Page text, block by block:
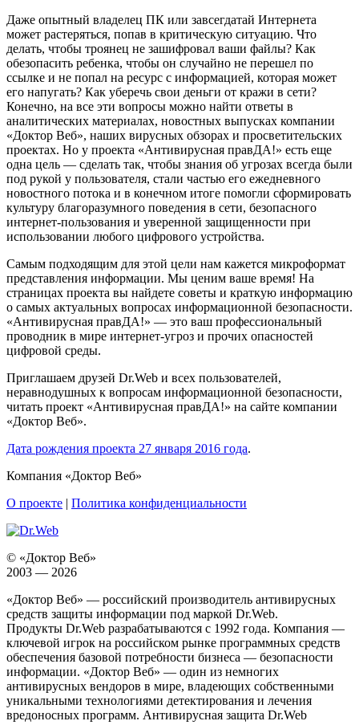
Даже опытный владелец ПК или завсегдатай Интернета
может растеряться, попав в критическую ситуацию. Что
делать, чтобы троянец не зашифровал ваши файлы? Как
обезопасить ребенка, чтобы он случайно не перешел по
ссылке и не попал на ресурс с информацией, которая может
его напугать? Как уберечь свои деньги от кражи в сети?
Конечно, на все эти вопросы можно найти ответы в
аналитических материалах, новостных выпусках компании
«Доктор Веб», наших вирусных обзорах и просветительских
проектах. Но у проекта «Антивирусная правДА!» есть еще
одна цель — сделать так, чтобы знания об угрозах всегда были
под рукой у пользователя, стали частью его ежедневного
новостного потока и в конечном итоге помогли сформировать
культуру благоразумного поведения в сети, безопасного
интернет-пользования и уверенной защищенности при
использовании любого цифрового устройства.
Самым подходящим для этой цели нам кажется микроформат
представления информации. Мы ценим ваше время! На
страницах проекта вы найдете советы и краткую информацию
о самых актуальных вопросах информационной безопасности.
«Антивирусная правДА!» — это ваш профессиональный
проводник в мире интернет-угроз и прочих опасностей
цифровой среды.
Приглашаем друзей Dr.Web и всех пользователей,
неравнодушных к вопросам информационной безопасности,
читать проект «Антивирусная правДА!» на сайте компании
«Доктор Веб».
Дата рождения проекта 27 января 2016 года.
Компания «Доктор Веб»
О проекте | Политика конфиденциальности
© «Доктор Веб»
2003 — 2026
«Доктор Веб» — российский производитель антивирусных
средств защиты информации под маркой Dr.Web.
Продукты Dr.Web разрабатываются с 1992 года. Компания —
ключевой игрок на российском рынке программных средств
обеспечения базовой потребности бизнеса — безопасности
информации. «Доктор Веб» — один из немногих
антивирусных вендоров в мире, владеющих собственными
уникальными технологиями детектирования и лечения
вредоносных программ. Антивирусная защита Dr.Web